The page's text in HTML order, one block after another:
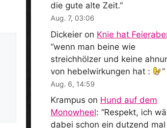
die gute alte Zeit.”
Aug. 7, 03:06
Dickeier on Knie hat
“wenn man beine wie
streichhölzer und keine
von hebelwirkungen hat :
”
Aug. 6, 14:59
Krampus on Hund auf dem
Monowheel: “Respekt, ich
dabei schon ein dutzend